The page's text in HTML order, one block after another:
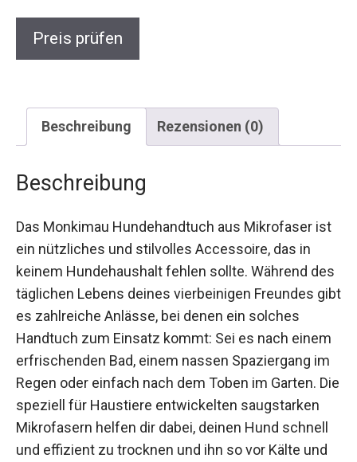
Preis prüfen
Beschreibung Rezensionen (0)
Beschreibung
Das Monkimau Hundehandtuch aus Mikrofaser ist
ein nützliches und stilvolles Accessoire, das in
keinem Hundehaushalt fehlen sollte. Während des
täglichen Lebens deines vierbeinigen Freundes gibt
es zahlreiche Anlässe, bei denen ein solches
Handtuch zum Einsatz kommt: Sei es nach einem
erfrischenden Bad, einem nassen Spaziergang im
Regen oder einfach nach dem Toben im Garten. Die
speziell für Haustiere entwickelten saugstarken
Mikrofasern helfen dir dabei, deinen Hund schnell
und effizient zu trocknen und ihn so vor Kälte und